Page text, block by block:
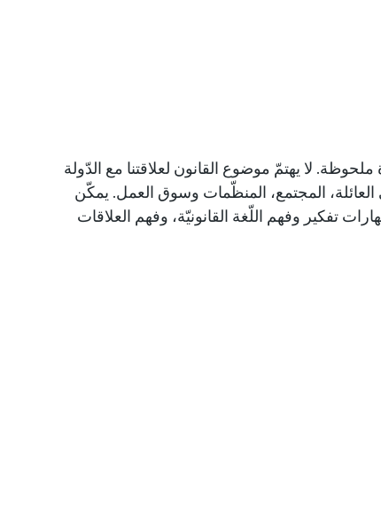
لا يهتمّ موضوع القانون لعلاقتنا مع الدّولة
المجتمع، المنظّمات وسوق العمل. يمكّن
تفكير وفهم اللّغة القانونيّة، وفهم العلاقات